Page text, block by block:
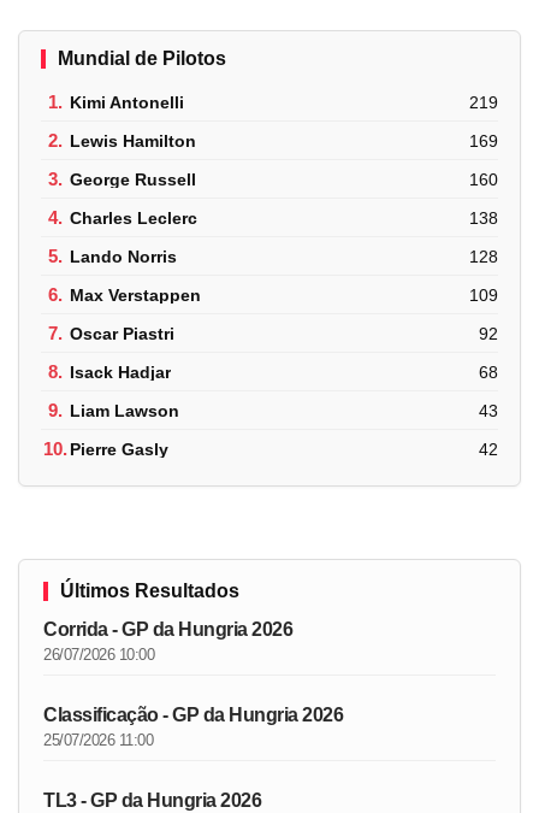
Mundial de Pilotos
1. Kimi Antonelli 219
2. Lewis Hamilton 169
3. George Russell 160
4. Charles Leclerc 138
5. Lando Norris 128
6. Max Verstappen 109
7. Oscar Piastri 92
8. Isack Hadjar 68
9. Liam Lawson 43
10.Pierre Gasly 42
Últimos Resultados
Corrida - GP da Hungria 2026
26/07/2026 10:00
Classificação - GP da Hungria 2026
25/07/2026 11:00
TL3 - GP da Hungria 2026